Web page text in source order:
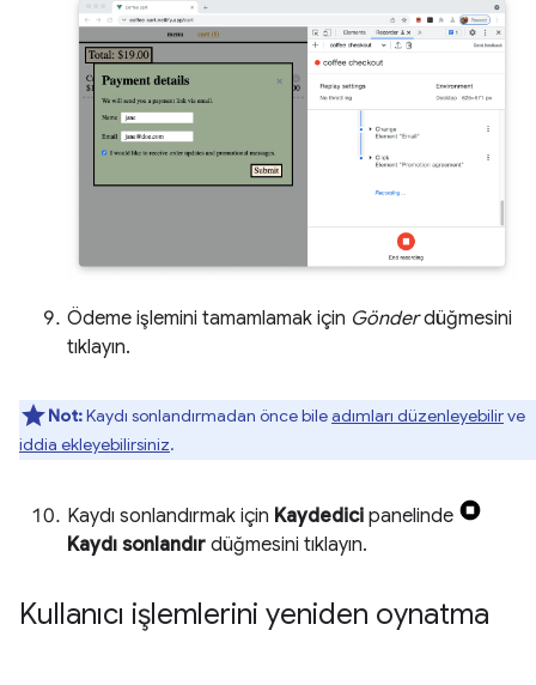
Ödeme işlemini tamamlamak için Gönderdüğmesini
tıklayın.
Not:Kaydı sonlandırmadan önce bileadımları düzenleyebilirve
iddia ekleyebilirsiniz.
Kaydı sonlandırmak için Kaydedici panelinde
Kaydı sonlandır düğmesini tıklayın.
Kullanıcı işlemlerini yeniden oynatma